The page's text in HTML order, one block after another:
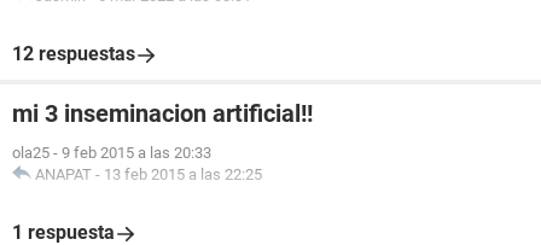
12 respuestas
mi 3 inseminacion artificial!!
ola25 - 9 feb 2015 a las 20:33
ANAPAT - 13 feb 2015 a las 22:25
1 respuesta